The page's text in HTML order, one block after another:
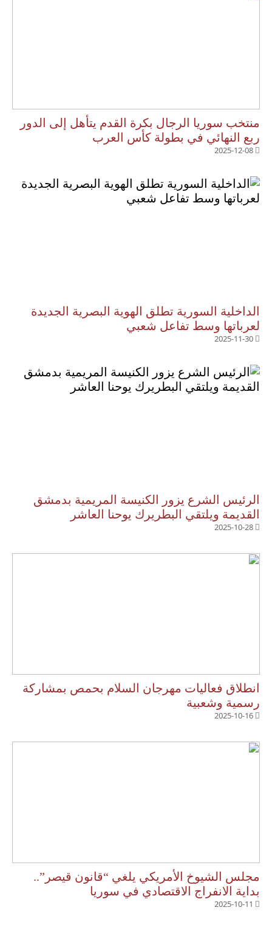
منتخب سوريا الرجال بكرة القدم يتأهل إلى الدور
ربع النهائي في بطولة كأس العرب
2025-12-08
الداخلية السورية تطلق الهوية البصرية الجديدة
لعرباتها وسط تفاعل شعبي
2025-11-30
الرئيس الشرع يزور الكنيسة المريمية بدمشق
القديمة ويلتقي البطريرك يوحنا العاشر
2025-10-28
انطلاق فعاليات مهرجان السلام بحمص بمشاركة
رسمية وشعبية
2025-10-16
مجلس الشيوخ الأمريكي يلغي “قانون قيصر”..
بداية الانفراج الاقتصادي في سوريا
2025-10-11